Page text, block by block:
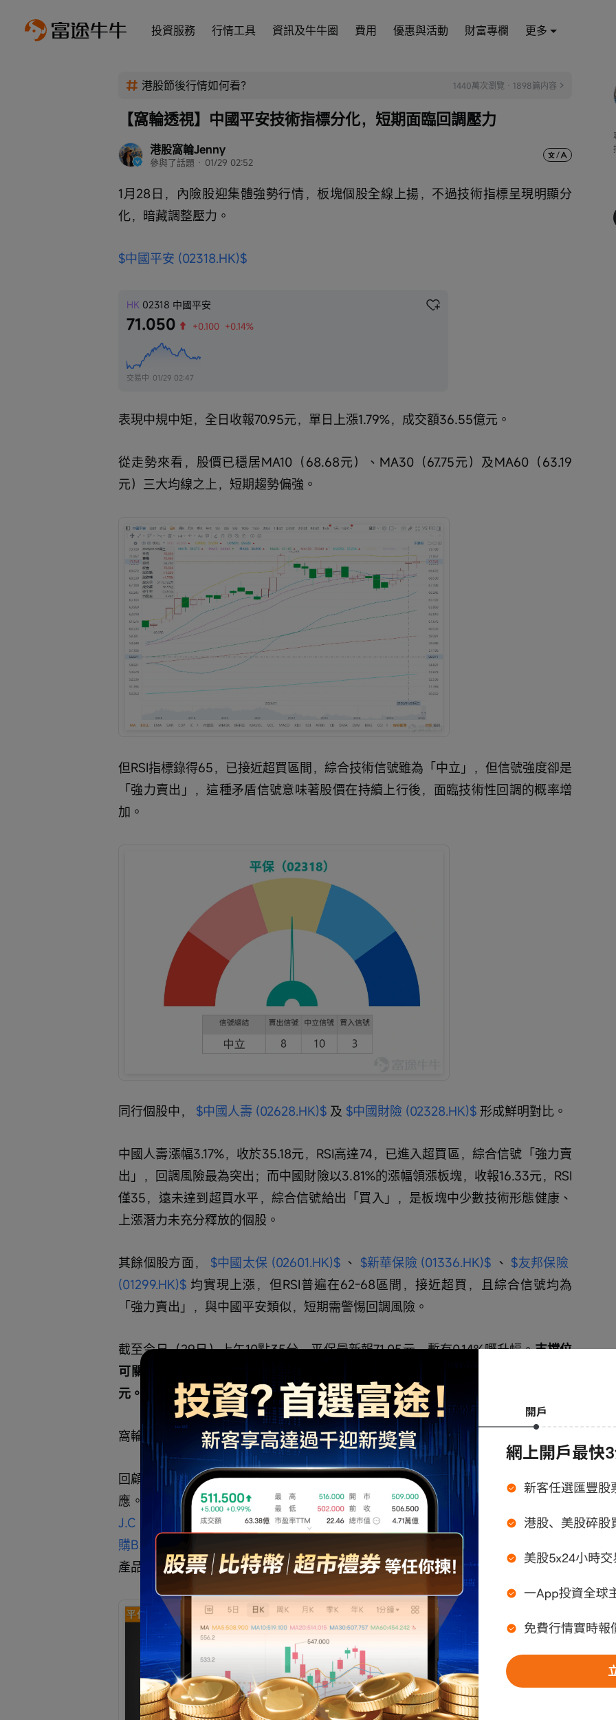
投資服務 行情工具 資訊及牛牛圈 費用 優惠與活動 財富專欄 更多
港股節後行情如何看？ 1440萬次瀏覽 · 1898篇内容
港股窩輪Jenny
參與了話題 · 01/29 02:52
【窩輪透視】中國平安技術指標分化，短期面臨回調壓力
1月28日，內險股迎集體強勢行情，板塊個股全線上揚，不過技術指標呈現明顯分
化，暗藏調整壓力。
$中國平安 (02318.HK)$
HK 02318 中國平安
71.050 +0.100 +0.14%
交易中 01/29 02:47
表現中規中矩，全日收報70.95元，單日上漲1.79%，成交額36.55億元。
從走勢來看，股價已穩居MA10（68.68元）、MA30（67.75元）及MA60（63.19
元）三大均線之上，短期趨勢偏強。
但RSI指標錄得65，已接近超買區間，綜合技術信號雖為「中立」，但信號強度卻是
「強力賣出」，這種矛盾信號意味著股價在持續上行後，面臨技術性回調的概率增
加。
同行個股中， $中國人壽 (02628.HK)$ 及 $中國財險 (02328.HK)$ 形成鮮明對比。
中國人壽漲幅3.17%，收於35.18元，RSI高達74，已進入超買區，綜合信號「強力賣
出」，回調風險最為突出；而中國財險以3.81%的漲幅領漲板塊，收報16.33元，RSI
僅35，遠未達到超買水平，綜合信號給出「買入」，是板塊中少數技術形態健康、
上漲潛力未充分釋放的個股。
其餘個股方面， $中國太保 (02601.HK)$ 、 $新華保險 (01336.HK)$ 、 $友邦保險
(01299.HK)$ 均實現上漲，但RSI普遍在62-68區間，接近超買，且綜合信號均為
「強力賣出」，與中國平安類似，短期需警惕回調風險。
截至今日（29日）上午10點35分，平保最新報71.05元，暫有0.14%嘅升幅。支撐位
可關注68.6元（MA10與支持1重合），阻力位則看72.5元，突破後有望挑戰74.2
元。
窩輪產品回顧與績效檢視
回顧1月22日推薦的平保相關窩輪產品，短期表現亮眼，充分體現了衍生品的槓桿效
應。其中
$平安摩通八六牛A.C (61191.HK)$ 兩日內升幅達17%， $平安瑞銀八十牛
J.C (61015.HK)$ 升幅15%， $平安瑞銀六五購B.C (22758.HK)$
$平安中銀六五
購B.C (22774.HK)$
產品收益大幅跑贏正股。